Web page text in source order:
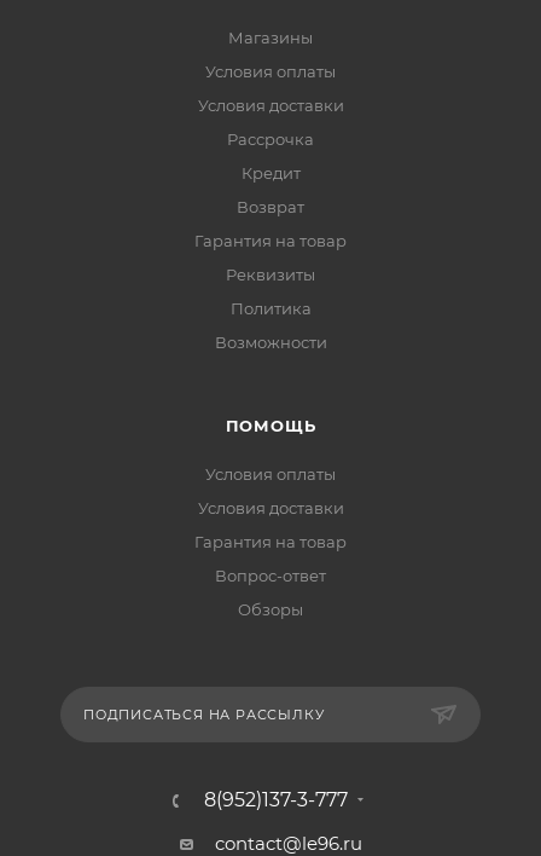
Магазины
Условия оплаты
Условия доставки
Рассрочка
Кредит
Возврат
Гарантия на товар
Реквизиты
Политика
Возможности
ПОМОЩЬ
Условия оплаты
Условия доставки
Гарантия на товар
Вопрос-ответ
Обзоры
ПОДПИСАТЬСЯ НА РАССЫЛКУ
8(952)137-3-777
contact@le96.ru